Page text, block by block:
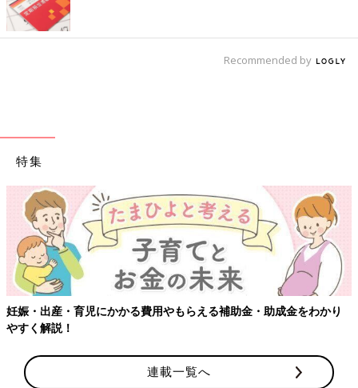
Recommended by
特集
妊娠・出産・育児にかかる費用やもらえる補助金・助成金をわかり
やすく解説！
連載一覧へ